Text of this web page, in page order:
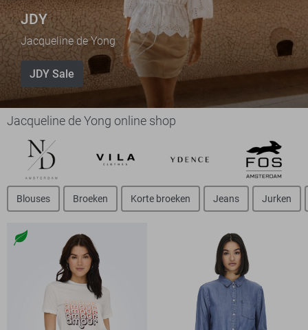
JDY
Jacqueline de Yong
JDY Sale
Jacqueline de Yong online shop
Blouses Broeken Korte broeken Jeans Jurken